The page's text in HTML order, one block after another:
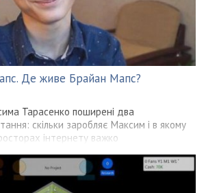
Де живе Брайан Мапс?
Тарасенко поширені два
скільки заробляє Максим і в якому
інтернету важко